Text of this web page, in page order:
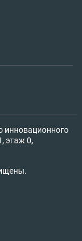
инновационного
этаж 0,